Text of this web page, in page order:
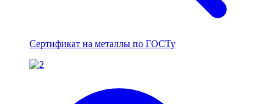
Сертификат на металлы по ГОСТу